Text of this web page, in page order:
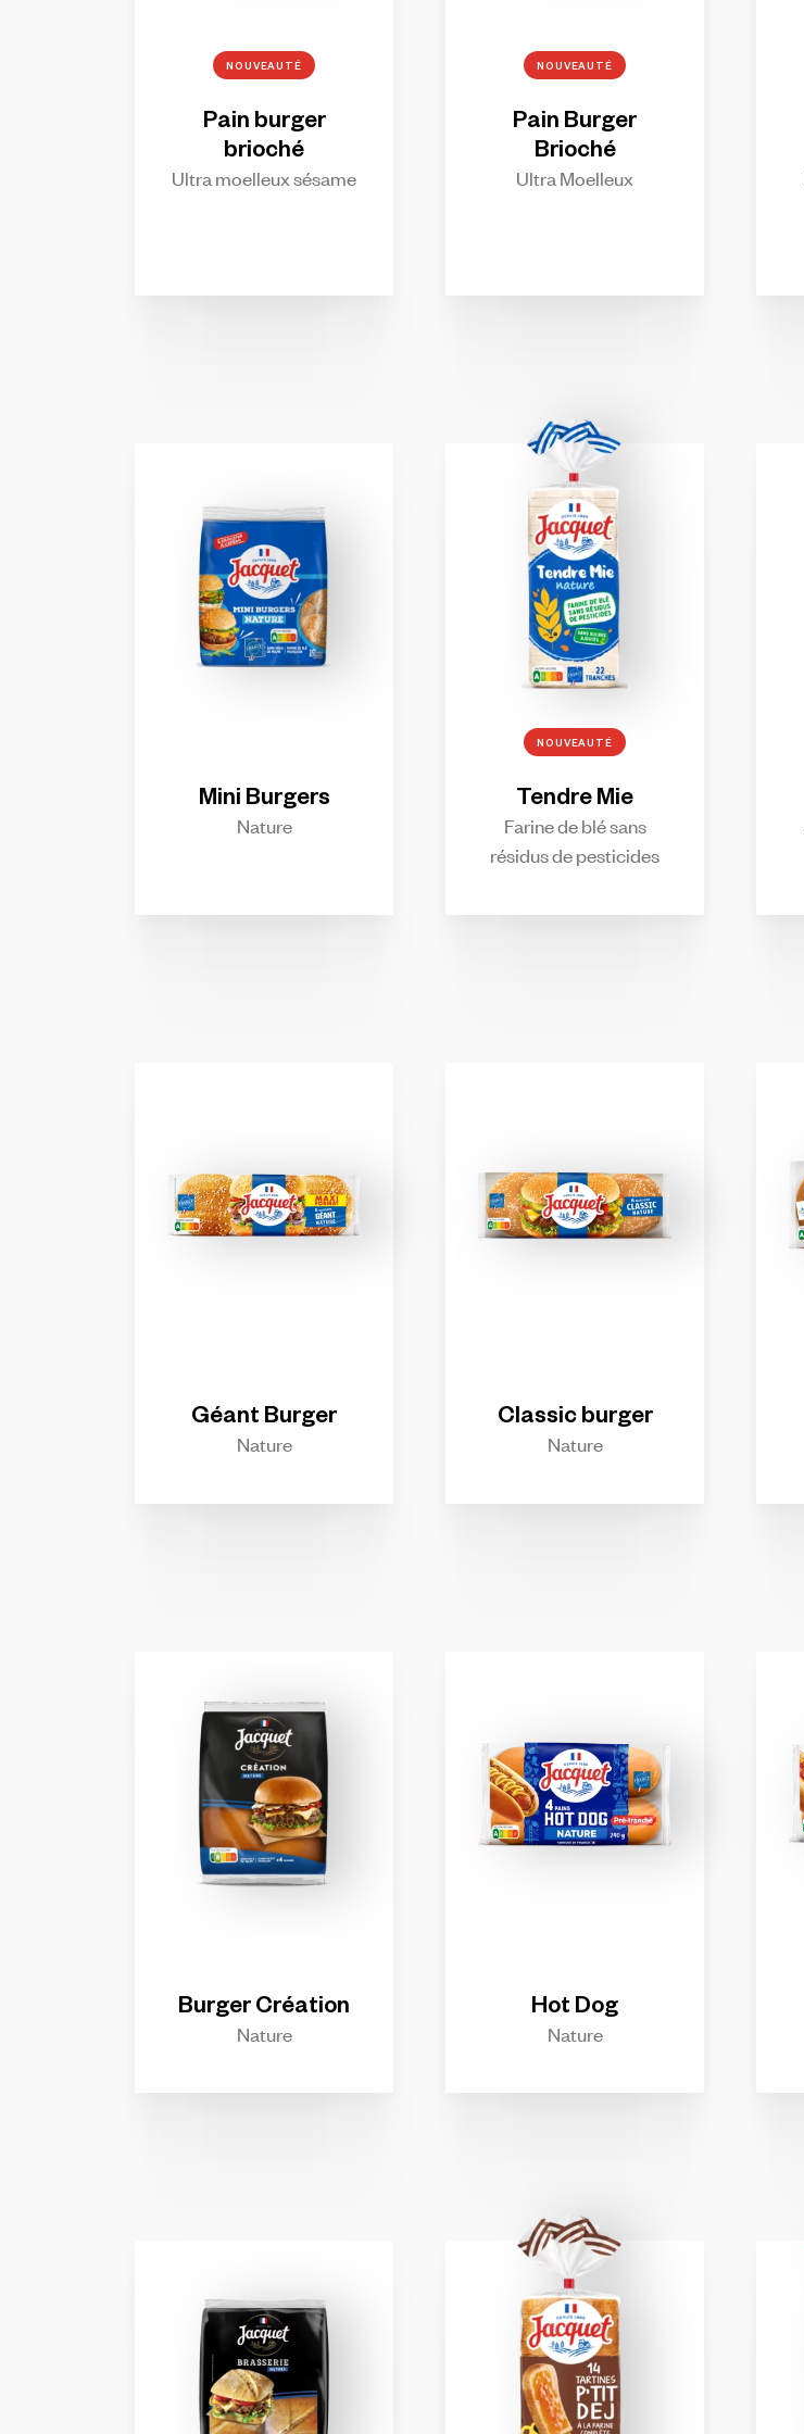
NOUVEAUTÉ
Pain burger
brioché
Ultra moelleux sésame
NOUVEAUTÉ
Pain Burger
Brioché
Ultra Moelleux
Mini Burgers
Nature
NOUVEAUTÉ
TendreMie
Farine de blé sans
résidus de pesticides
Géant Burger
Nature
Classic burger
Nature
BurgerCréation
Nature
Hot Dog
Nature